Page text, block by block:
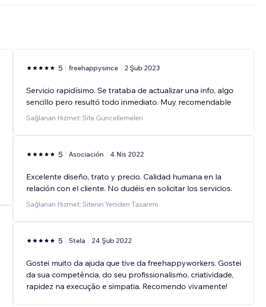
5 freehappysince 2 Şub 2023
Servicio rapidísimo. Se trataba de actualizar una info, algo
sencillo pero resultó todo inmediato. Muy recomendable
Sağlanan Hizmet: Site Güncellemeleri
5 Asociación 4 Nis 2022
Excelente diseño, trato y precio. Calidad humana en la
relación con el cliente. No dudéis en solicitar los servicios.
Sağlanan Hizmet: Sitenin Yeniden Tasarımı
5 Stela 24 Şub 2022
Gostei muito da ajuda que tive da freehappyworkers. Gostei
da sua competência, do seu profissionalismo, criatividade,
rapidez na execução e simpatia. Recomendo vivamente!